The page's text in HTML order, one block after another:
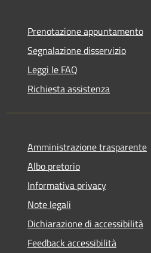
Prenotazione appuntamento
Segnalazione disservizio
Leggi le FAQ
Richiesta assistenza
Amministrazione trasparente
Albo pretorio
Informativa privacy
Note legali
Dichiarazione di accessibilità
Feedback accessibilità